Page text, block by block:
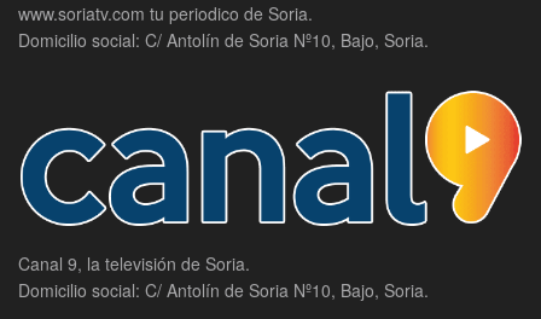
www.soriatv.com tu periodico de Soria.
Domicilio social: C/ Antolín de Soria Nº10, Bajo, Soria.
Canal 9, la televisión de Soria.
Domicilio social: C/ Antolín de Soria Nº10, Bajo, Soria.